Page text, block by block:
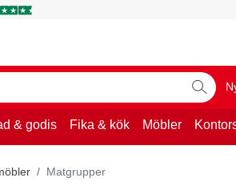
& godis Fika & kök Möbler
Matgrupper